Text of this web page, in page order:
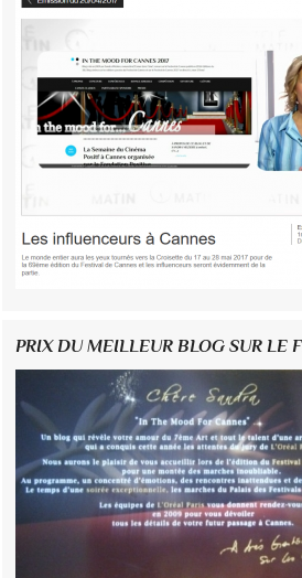
PRIX DU MEILLEUR BLOG SUR LE